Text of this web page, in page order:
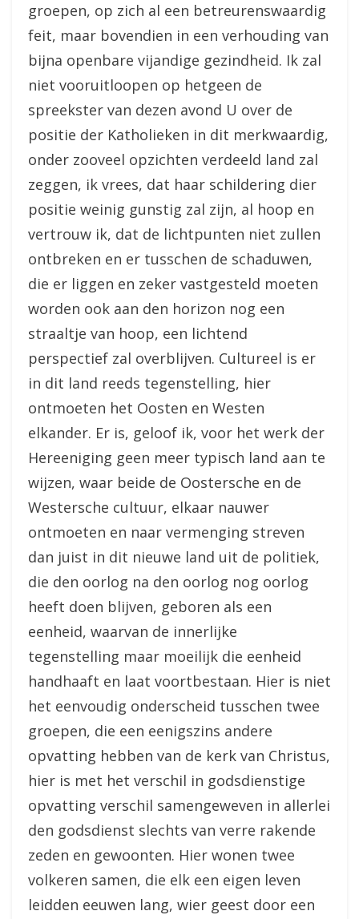
groepen, op zich al een betreurenswaardig
feit, maar bovendien in een verhouding van
bijna openbare vijandige gezindheid. Ik zal
niet vooruitloopen op hetgeen de
spreekster van dezen avond U over de
positie der Katholieken in dit merkwaardig,
onder zooveel opzichten verdeeld land zal
zeggen, ik vrees, dat haar schildering dier
positie weinig gunstig zal zijn, al hoop en
vertrouw ik, dat de lichtpunten niet zullen
ontbreken en er tusschen de schaduwen,
die er liggen en zeker vastgesteld moeten
worden ook aan den horizon nog een
straaltje van hoop, een lichtend
perspectief zal overblijven. Cultureel is er
in dit land reeds tegenstelling, hier
ontmoeten het Oosten en Westen
elkander. Er is, geloof ik, voor het werk der
Hereeniging geen meer typisch land aan te
wijzen, waar beide de Oostersche en de
Westersche cultuur, elkaar nauwer
ontmoeten en naar vermenging streven
dan juist in dit nieuwe land uit de politiek,
die den oorlog na den oorlog nog oorlog
heeft doen blijven, geboren als een
eenheid, waarvan de innerlijke
tegenstelling maar moeilijk die eenheid
handhaaft en laat voortbestaan. Hier is niet
het eenvoudig onderscheid tusschen twee
groepen, die een eenigszins andere
opvatting hebben van de kerk van Christus,
hier is met het verschil in godsdienstige
opvatting verschil samengeweven in allerlei
den godsdienst slechts van verre rakende
zeden en gewoonten. Hier wonen twee
volkeren samen, die elk een eigen leven
leidden eeuwen lang, wier geest door een